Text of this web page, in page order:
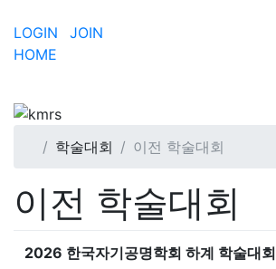
LOGIN
JOIN
HOME
학술대회 이전 학술대회
이전 학술대회
2026 한국자기공명학회 하계 학술대회